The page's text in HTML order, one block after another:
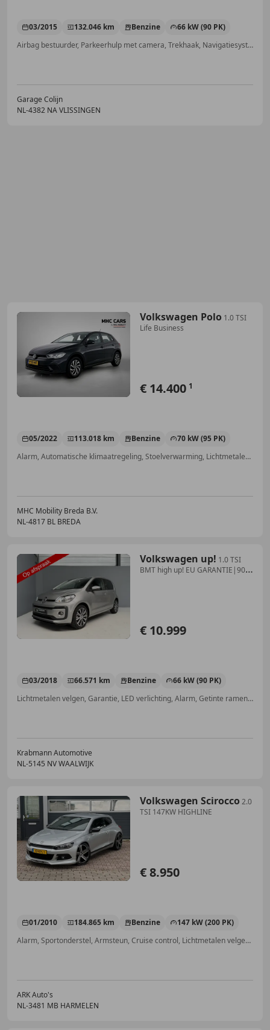
03/2015 132.046 km Benzine
66 kW (90 PK)
Airbag bestuurder, Parkeerhulp met camera, Trekhaak, Navigatiesysteem, Parkeerhulp voor, Cruise control, Elektrische ramen, Parkeerhulp achter
Garage Colijn
NL-4382 NA VLISSINGEN
Volkswagen Polo 1.0 TSI
Life Business
€ 14.400 1
05/2022 113.018 km Benzine
70 kW (95 PK)
Alarm, Automatische klimaatregeling, Stoelverwarming, Lichtmetalen velgen, LED verlichting, Adaptieve Cruise Control, Lane Departure Warning Systeem, Navigatiesysteem
MHC Mobility Breda B.V.
NL-4817 BL BREDA
Volkswagen up! 1.0 TSI
BMT high up! EU GARANTIE|90pk
€ 10.999
03/2018 66.571 km Benzine
66 kW (90 PK)
Lichtmetalen velgen, Garantie, LED verlichting, Alarm, Getinte ramen, Stoelverwarming, Parkeerhulp achter, Regensensor
Krabmann Automotive
NL-5145 NV WAALWIJK
Volkswagen Scirocco 2.0
TSI 147KW HIGHLINE
€ 8.950
01/2010 184.865 km Benzine
147 kW (200 PK)
Alarm, Sportonderstel, Armsteun, Cruise control, Lichtmetalen velgen, Zij-airbags, Boordcomputer, Traction control
ARK Auto's
NL-3481 MB HARMELEN